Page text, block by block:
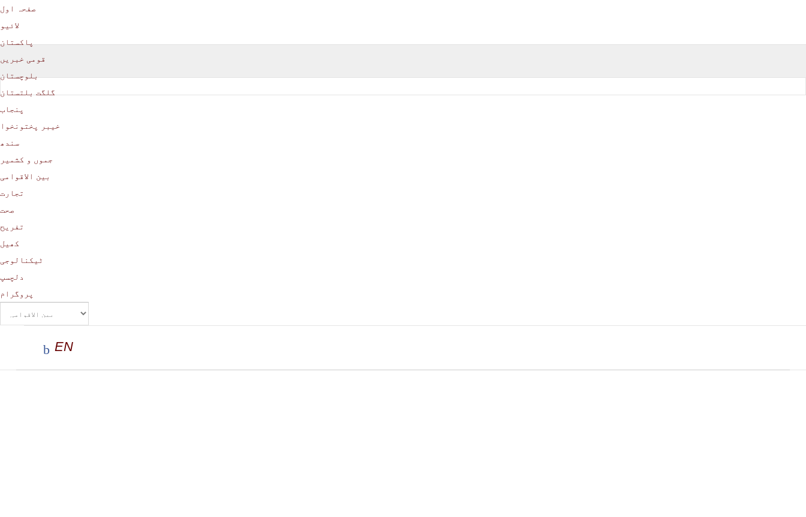
صفحہ اول
لائیو
پاکستان
قومی خبریں
بلوچستان
گلگت بلتستان
پنجاب
خیبر پختونخوا
سندھ
جموں و کشمیر
بین الاقوامی
تجارت
صحت
تفریح
کھیل
ٹیکنالوجی
دلچسپ
پروگرام
EN